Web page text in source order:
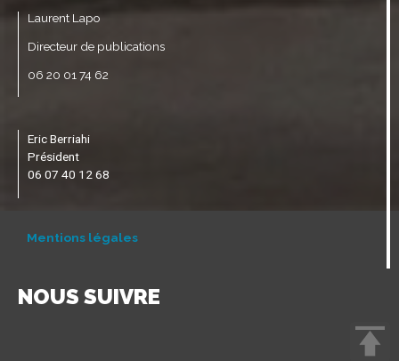
Laurent Lapo
Directeur de publications
06 20 01 74 62
Eric Berriahi
Président
06 07 40 12 68
Mentions légales
NOUS SUIVRE